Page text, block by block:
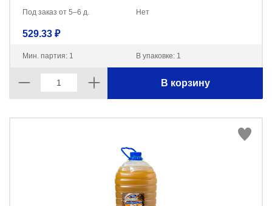
Под заказ от 5–6 д. Нет
529.33 ₽
Мин. партия: 1 В упаковке: 1
В корзину